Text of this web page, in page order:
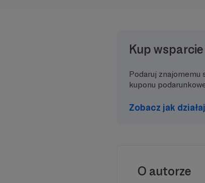
Kup
Podaruj
kuponu
Zobacz jak
O autorze